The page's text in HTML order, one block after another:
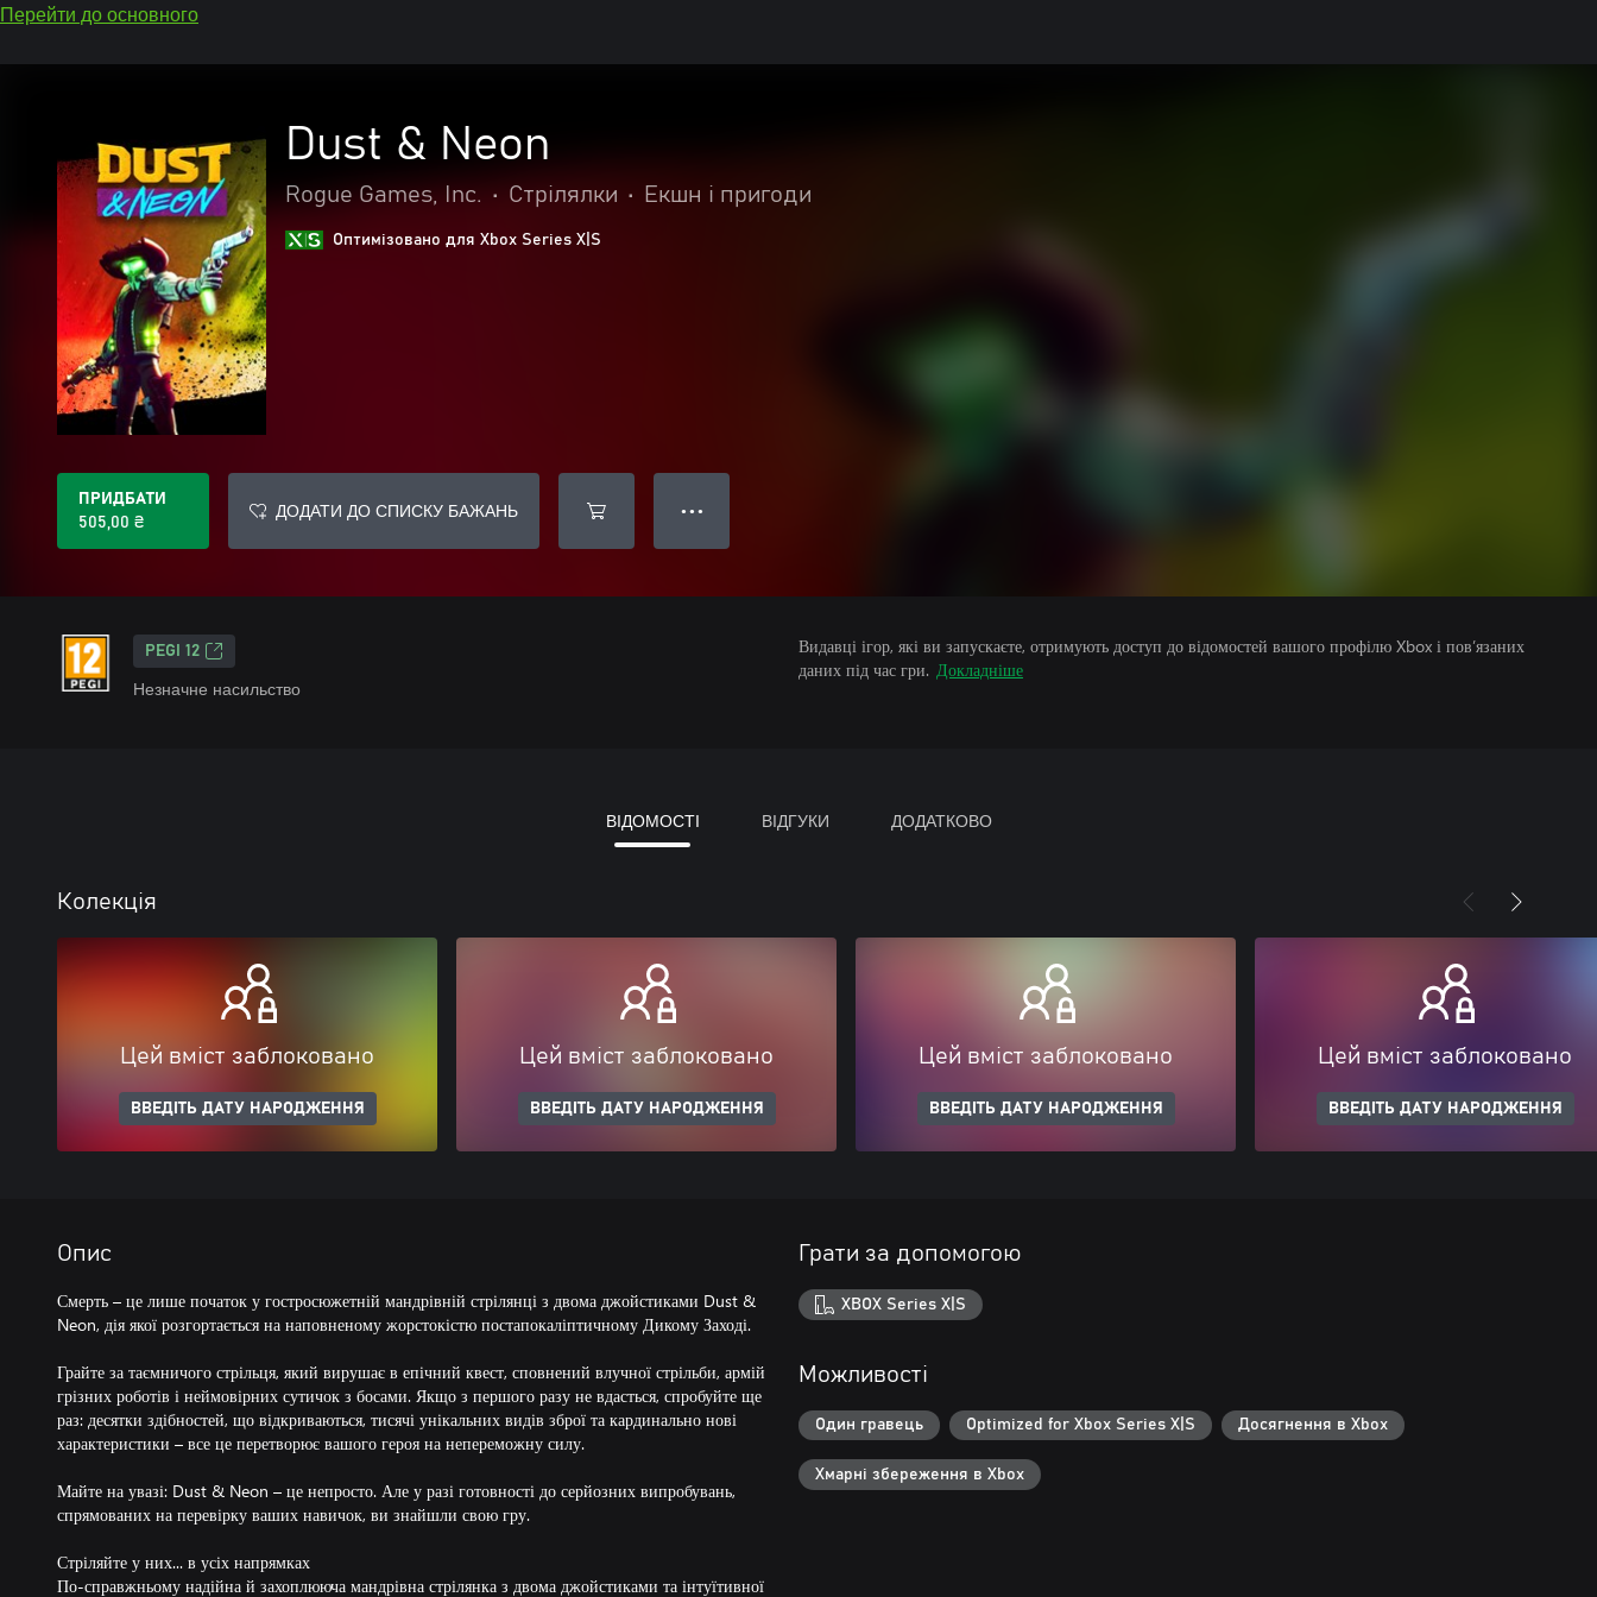
Перейти до основного
Dust & Neon
Rogue Games, Inc. • Стрілялки • Екшн і пригоди
Оптимізовано для Xbox Series X|S
ПРИДБАТИ
505,00 ₴
ДОДАТИ ДО СПИСКУ БАЖАНЬ ● ● ●
PEGI 12
Незначне насильство
Видавці ігор, які ви запускаєте, отримують доступ до відомостей вашого профілю Xbox і пов’язаних
даних під час гри. Докладніше
ВІДОМОСТІ ВІДГУКИ ДОДАТКОВО
Колекція
Цей вміст заблоковано
ВВЕДІТЬ ДАТУ НАРОДЖЕННЯ
Цей вміст заблоковано
ВВЕДІТЬ ДАТУ НАРОДЖЕННЯ
Цей вміст заблоковано
ВВЕДІТЬ ДАТУ НАРОДЖЕННЯ
Цей вміст заблоковано
ВВЕДІТЬ ДАТУ НАРОДЖЕННЯ
Опис
Смерть – це лише початок у гостросюжетній мандрівній стрілянці з двома джойстиками Dust &
Neon, дія якої розгортається на наповненому жорстокістю постапокаліптичному Дикому Заході.
Грайте за таємничого стрільця, який вирушає в епічний квест, сповнений влучної стрільби, армій
грізних роботів і неймовірних сутичок з босами. Якщо з першого разу не вдасться, спробуйте ще
раз: десятки здібностей, що відкриваються, тисячі унікальних видів зброї та кардинально нові
характеристики – все це перетворює вашого героя на непереможну силу.
Майте на увазі: Dust & Neon – це непросто. Але у разі готовності до серйозних випробувань,
спрямованих на перевірку ваших навичок, ви знайшли свою гру.
Стріляйте у них... в усіх напрямках
По-справжньому надійна й захоплююча мандрівна стрілянка з двома джойстиками та інтуїтивної
Грати за допомогою
XBOX Series X|S
Можливості
Один гравець Optimized for Xbox Series X|S Досягнення в Xbox
Хмарні збереження в Xbox